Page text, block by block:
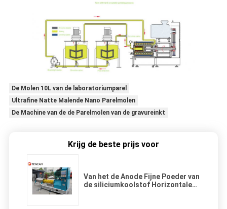
De Molen 10L van de laboratoriumparel
Ultrafine Natte Malende Nano Parelmolen
De Machine van de de Parelmolen van de gravureinkt
Krijg de beste prijs voor
Van het de Anode Fijne Poeder van
de siliciumkoolstof Horizontale